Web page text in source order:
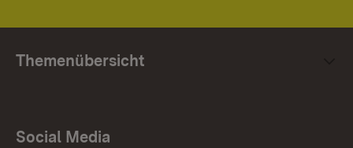
Themenübersicht
Social Media